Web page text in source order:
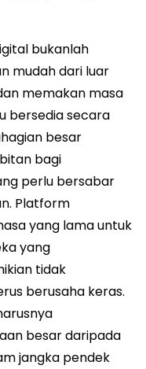
bukanlah
mudah dari luar
memakan masa
bersedia secara
besar
bagi
perlu bersabar
Platform
yang lama untuk
yang
tidak
berusaha keras.
besar daripada
jangka pendek